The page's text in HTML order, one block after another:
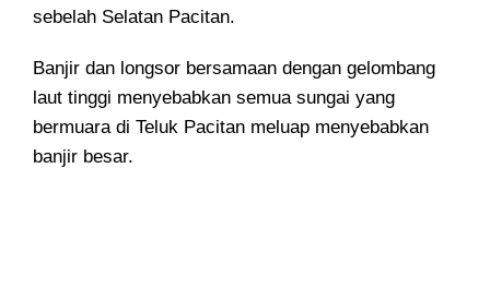
sebelah Selatan Pacitan.
Banjir dan longsor bersamaan dengan gelombang
laut tinggi menyebabkan semua sungai yang
bermuara di Teluk Pacitan meluap menyebabkan
banjir besar.